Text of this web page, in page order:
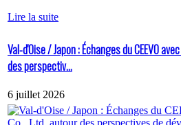
Lire la suite
Val-d'Oise / Japon : Échanges du CEEVO
des perspectiv...
6 juillet 2026